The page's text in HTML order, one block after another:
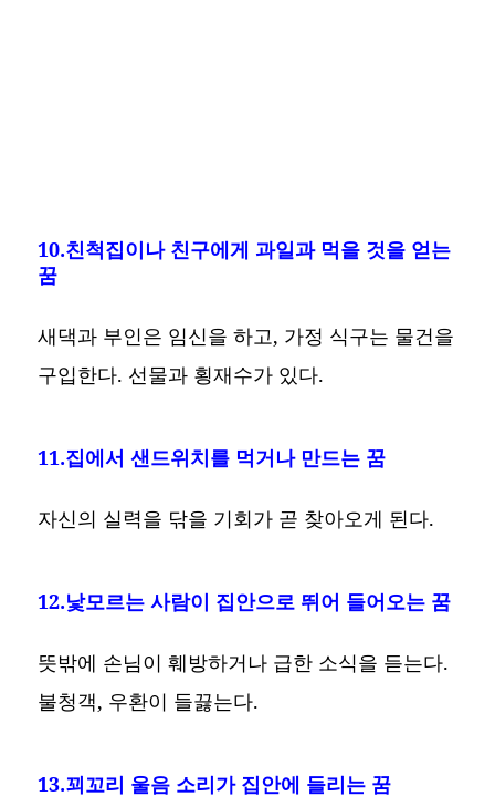
10.친척집이나 친구에게 과일과 먹을 것을 얻는
꿈
새댁과 부인은 임신을 하고, 가정 식구는 물건을
구입한다. 선물과 횡재수가 있다.
11.집에서 샌드위치를 먹거나 만드는 꿈
자신의 실력을 닦을 기회가 곧 찾아오게 된다.
12.낯모르는 사람이 집안으로 뛰어 들어오는 꿈
뜻밖에 손님이 훼방하거나 급한 소식을 듣는다.
불청객, 우환이 들끓는다.
13.꾀꼬리 울음 소리가 집안에 들리는 꿈